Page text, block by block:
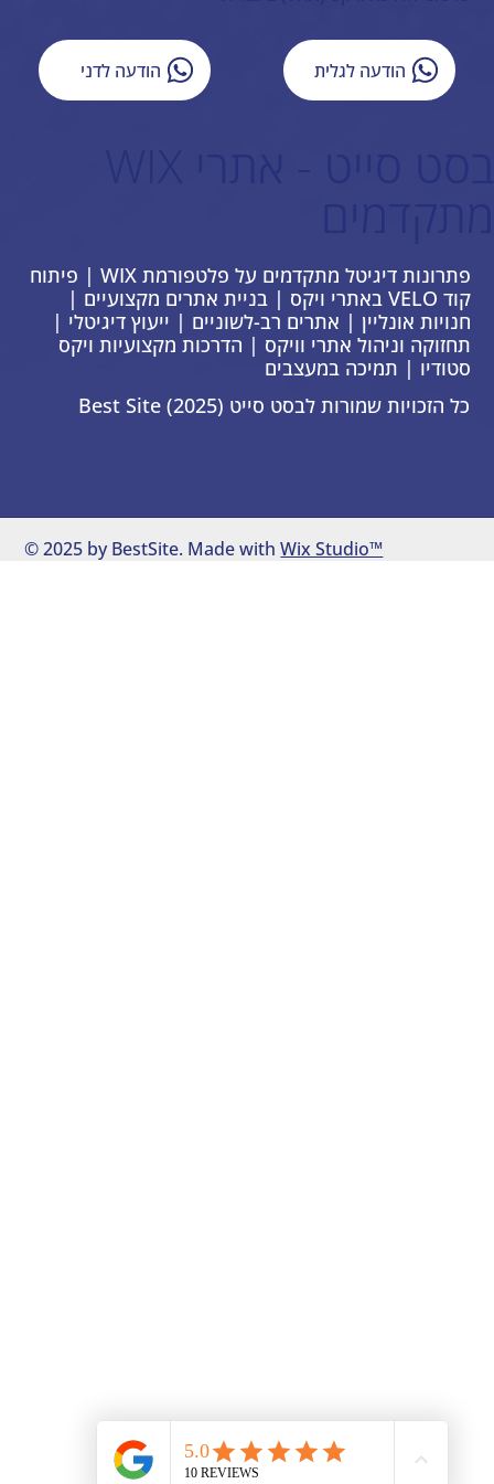
הודעה לגלית הודעה לדני
פתרונות דיגיטל מתקדמים על פלטפורמת WIX | פיתוח
קוד VELO באתרי ויקס | בניית אתרים מקצועיים |
חנויות אונליין | אתרים רב-לשוניים | ייעוץ דיגיטלי |
תחזוקה וניהול אתרי וויקס | הדרכות מקצועיות ויקס
סטודיו | תמיכה במעצבים
כל הזכויות שמורות לבסט סייט Best Site (2025)
© 2025 by BestSite. Made withWix Studio™